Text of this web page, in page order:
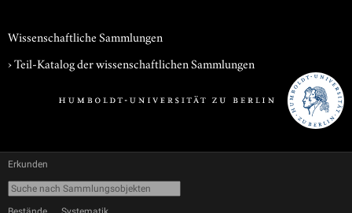
Wissenschaftliche Sammlungen
› Teil-Katalog der wissenschaftlichen Sammlungen
Erkunden